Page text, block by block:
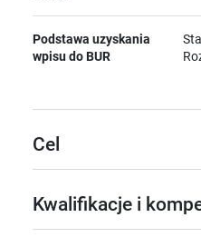
Podstawa uzyskania
wpisu do BUR
Cel
Kwalifikacje i